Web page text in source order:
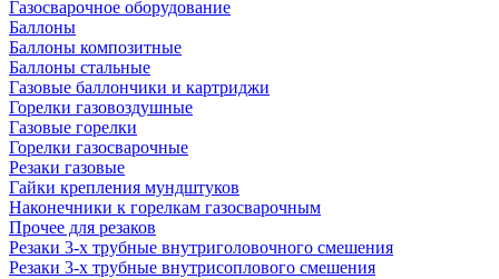
Газосварочное оборудование
Баллоны
Баллоны композитные
Баллоны стальные
Газовые баллончики и картриджи
Горелки газовоздушные
Газовые горелки
Горелки газосварочные
Резаки газовые
Гайки крепления мундштуков
Наконечники к горелкам газосварочным
Прочее для резаков
Резаки 3-х трубные внутриголовочного смешения
Резаки 3-х трубные внутрисоплового смешения